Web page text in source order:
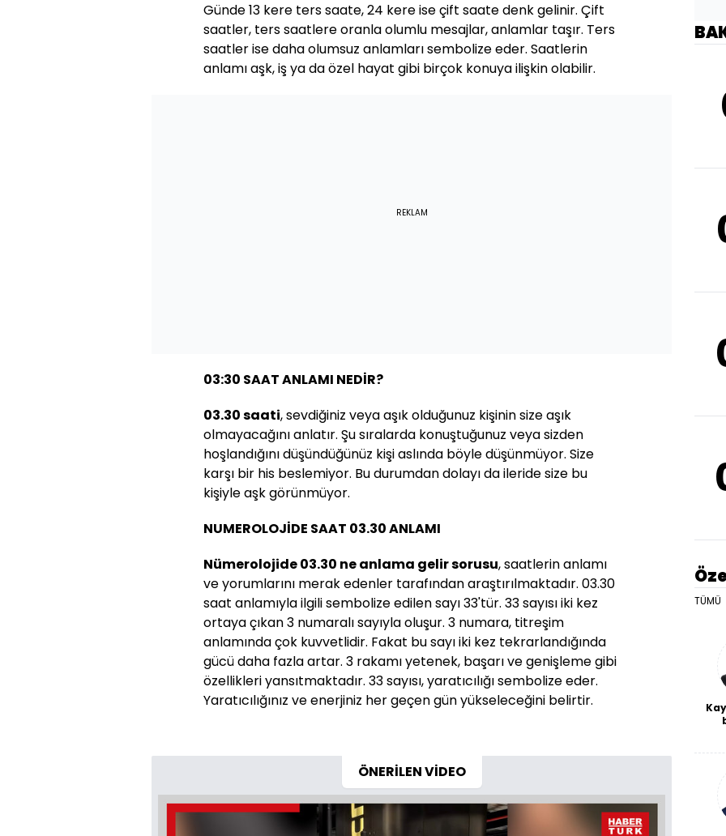
Günde 13 kere ters saate, 24 kere ise çift saate denk gelinir. Çift
saatler, ters saatlere oranla olumlu mesajlar, anlamlar taşır. Ters
saatler ise daha olumsuz anlamları sembolize eder. Saatlerin
anlamı aşk, iş ya da özel hayat gibi birçok konuya ilişkin olabilir.
REKLAM
03:30 SAAT ANLAMI NEDİR?
03.30 saati, sevdiğiniz veya aşık olduğunuz kişinin size aşık
olmayacağını anlatır. Şu sıralarda konuştuğunuz veya sizden
hoşlandığını düşündüğünüz kişi aslında böyle düşünmüyor. Size
karşı bir his beslemiyor. Bu durumdan dolayı da ileride size bu
kişiyle aşk görünmüyor.
NUMEROLOJİDE SAAT 03.30 ANLAMI
Nümerolojide 03.30 ne anlama gelir sorusu, saatlerin anlamı
ve yorumlarını merak edenler tarafından araştırılmaktadır. 03.30
saat anlamıyla ilgili sembolize edilen sayı 33'tür. 33 sayısı iki kez
ortaya çıkan 3 numaralı sayıyla oluşur. 3 numara, titreşim
anlamında çok kuvvetlidir. Fakat bu sayı iki kez tekrarlandığında
gücü daha fazla artar. 3 rakamı yetenek, başarı ve genişleme gibi
özellikleri yansıtmaktadır. 33 sayısı, yaratıcılığı sembolize eder.
Yaratıcılığınız ve enerjiniz her geçen gün yükseleceğini belirtir.
ÖNERİLEN VİDEO
TÜMÜ